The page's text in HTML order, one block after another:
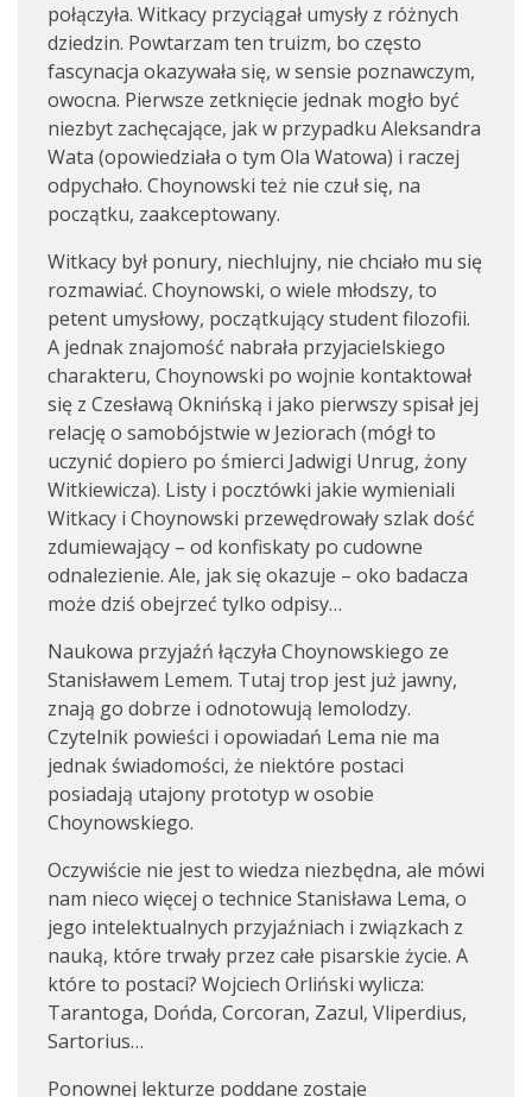
połączyła. Witkacy przyciągał umysły z różnych
dziedzin. Powtarzam ten truizm, bo często
fascynacja okazywała się, w sensie poznawczym,
owocna. Pierwsze zetknięcie jednak mogło być
niezbyt zachęcające, jak w przypadku Aleksandra
Wata (opowiedziała o tym Ola Watowa) i raczej
odpychało. Choynowski też nie czuł się, na
początku, zaakceptowany.
Witkacy był ponury, niechlujny, nie chciało mu się
rozmawiać. Choynowski, o wiele młodszy, to
petent umysłowy, początkujący student filozofii.
A jednak znajomość nabrała przyjacielskiego
charakteru, Choynowski po wojnie kontaktował
się z Czesławą Oknińską i jako pierwszy spisał jej
relację o samobójstwie w Jeziorach (mógł to
uczynić dopiero po śmierci Jadwigi Unrug, żony
Witkiewicza). Listy i pocztówki jakie wymieniali
Witkacy i Choynowski przewędrowały szlak dość
zdumiewający – od konfiskaty po cudowne
odnalezienie. Ale, jak się okazuje – oko badacza
może dziś obejrzeć tylko odpisy…
Naukowa przyjaźń łączyła Choynowskiego ze
Stanisławem Lemem. Tutaj trop jest już jawny,
znają go dobrze i odnotowują lemolodzy.
Czytelnik powieści i opowiadań Lema nie ma
jednak świadomości, że niektóre postaci
posiadają utajony prototyp w osobie
Choynowskiego.
Oczywiście nie jest to wiedza niezbędna, ale mówi
nam nieco więcej o technice Stanisława Lema, o
jego intelektualnych przyjaźniach i związkach z
nauką, które trwały przez całe pisarskie życie. A
które to postaci? Wojciech Orliński wylicza:
Tarantoga, Dońda, Corcoran, Zazul, Vliperdius,
Sartorius…
Ponownej lekturze poddane zostaje